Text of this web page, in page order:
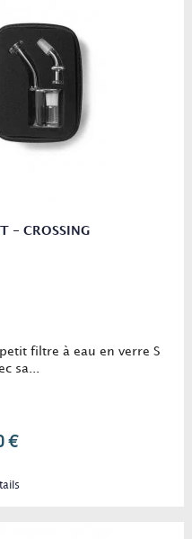
- CROSSING
filtre à eau en verre S
sa...
€